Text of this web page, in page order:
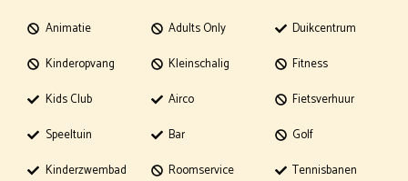
Animatie
Kinderopvang
Kids Club
Speeltuin
Kinderzwembad
Adults Only
Kleinschalig
Airco
Bar
Roomservice
Duikcentrum
Fitness
Fietsverhuur
Golf
Tennisbanen